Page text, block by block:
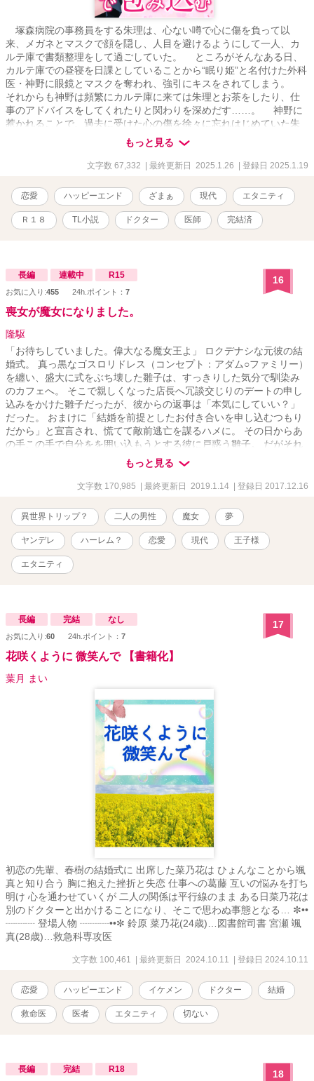
塚森病院の事務員をする朱理は、心ない噂で心に傷を負って以
来、メガネとマスクで顔を隠し、人目を避けるようにして一人、カ
ルテ庫で書類整理をして過ごしていた。 ところがそんなある日、
カルテ庫での昼寝を日課としていることから“眠り姫”と名付けた外科
医・神野に眼鏡とマスクを奪われ、強引にキスをされてしまう。
それからも神野は頻繁にカルテ庫に来ては朱理とお茶をしたり、仕
事のアドバイスをしてくれたりと関わりを深めだす……。 神野に
惹かれることで、過去に受けた心の傷を徐々に忘れはじめていた朱
理。 だが二人に思いもかけない事件が起きて――。 ※大人ドクタ
ーと真面目事務員の恋愛です🌟 ※Ｒ18シーン有 ※全話投稿予約済
※2018.07.01 にLUNA文庫様より出版していた「眠りの森のドクタ
えにあります。 💕💕💕神野視点と結婚式を追加してます💕💕💕 ※イ
ラスト：名残みちる（https://x.com/___NAGORI）様 デザイン：
まお（https://x.com/MAO034626） 様 にお願いいたしました🌟
もっと見る
文字数 67,332 | 最終更新日 2025.1.26 | 登録日 2025.1.19
恋愛 ハッピーエンド ざまぁ 現代 エタニティ
Ｒ１８ TL小説 ドクター 医師 完結済
長編 連載中 R15
お気に入り:455 24h.ポイント： 7
16
喪女が魔女になりました。
隆駆
「お待ちしていました。偉大なる魔女王よ」 ロクデナシな元彼の結
婚式。 真っ黒なゴスロリドレス（コンセプト：アダム○ファミリー）
を纏い、盛大に式をぶち壊した雛子は、すっきりした気分で馴染み
のカフェへ。 そこで親しくなった店長へ冗談交じりのデートの申し
込みをかけた雛子だったが、彼からの返事は「本気にしていい？」
だった。 おまけに「結婚を前提としたお付き合いを申し込むつもり
だから」と宣言され、慌てて敵前逃亡を謀るハメに。 その日からあ
の手この手で自分をを囲い込もうとする彼に戸惑う雛子。 だがそれ
とは別に、更に雛子を困惑させる奇妙な出来事があり…？ 毎夜の夢
の中、美しい王子様に愛を捧げられるのは、愛らしいお姫様…では
なくて、「ゴスロリドレス（アダム○ファミリー仕様）の魔女
ついた現代大人女子の、夢の中まで逃げられない日々の始まり
―――。
もっと見る
文字数 170,985 | 最終更新日 2019.1.14 | 登録日 2017.12.16
異世界トリップ？ 二人の男性 魔女 夢
ヤンデレ ハーレム？ 恋愛 現代 王子様
エタニティ
長編 完結 なし
お気に入り:60 24h.ポイント： 7
17
花咲くように 微笑んで 【書籍化】
葉月 まい
初恋の先輩、春樹の結婚式に 出席した菜乃花は ひょんなことから颯
真と知り合う 胸に抱えた挫折と失恋 仕事への葛藤 互いの悩みを打ち
明け 心を通わせていくが 二人の関係は平行線のまま ある日菜乃花は
別のドクターと出かけることになり、そこで思わぬ事態となる… ✼••
┈┈┈ 登場人物 ┈┈┈••✼ 鈴原 菜乃花(24歳)…図書館司書 宮瀬 颯
真(28歳)…救急科専攻医
文字数 100,461 | 最終更新日 2024.10.11 | 登録日 2024.10.11
恋愛 ハッピーエンド イケメン ドクター 結婚
救命医 医者 エタニティ 切ない
長編 完結 R18 18